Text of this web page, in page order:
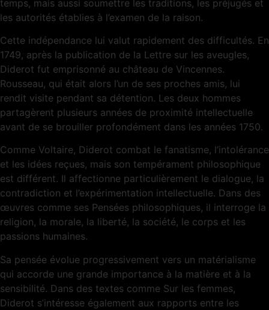
temps, mais aussi soumettre les traditions, les préjugés et
les autorités établies à l’examen de la raison.
Cette indépendance lui valut rapidement des difficultés. En
1749, après la publication de la Lettre sur les aveugles,
Diderot fut emprisonné au château de Vincennes.
Rousseau, qui était alors l’un de ses proches amis, lui
rendit visite pendant sa détention. Les deux hommes
partagèrent plusieurs années de proximité intellectuelle
avant de se brouiller profondément dans les années 1750.
Comme Voltaire, Diderot combat le fanatisme, l’intolérance
et les idées reçues, mais son tempérament philosophique
est différent. Il affectionne particulièrement le dialogue, la
contradiction et l’expérimentation intellectuelle. Dans des
œuvres comme ses Pensées philosophiques, il interroge la
religion, la morale, la liberté, la société, le corps et les
passions humaines.
Sa pensée évolue progressivement vers un matérialisme
qui accorde une grande importance à la matière et à la
sensibilité. Dans des textes comme Sur les femmes,
Diderot s’intéresse également aux rapports entre les